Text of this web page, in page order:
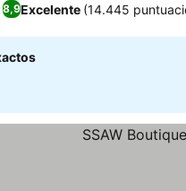
8,9Excelente (14.445